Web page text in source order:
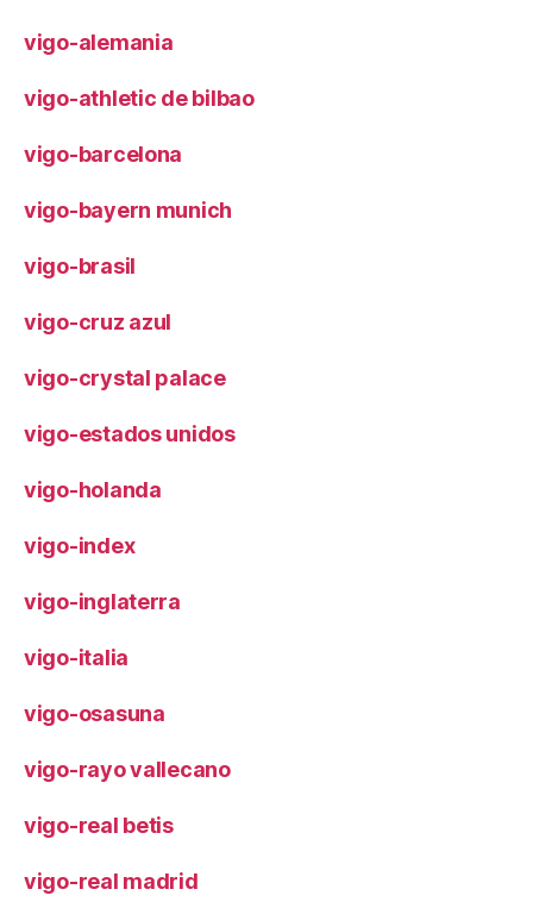
vigo-alemania
vigo-athletic de bilbao
vigo-barcelona
vigo-bayern munich
vigo-brasil
vigo-cruz azul
vigo-crystal palace
vigo-estados unidos
vigo-holanda
vigo-index
vigo-inglaterra
vigo-italia
vigo-osasuna
vigo-rayo vallecano
vigo-real betis
vigo-real madrid